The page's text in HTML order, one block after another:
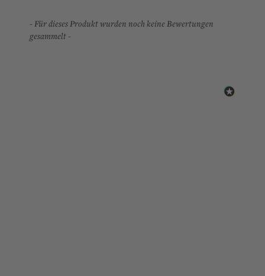
- Für dieses Produkt wurden noch keine Bewertungen
gesammelt -
New content loaded